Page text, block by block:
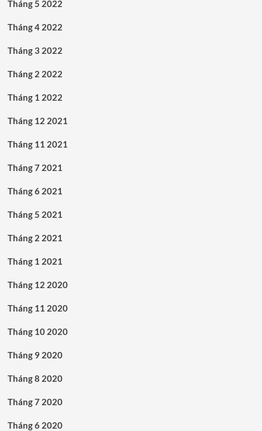
Tháng 5 2022
Tháng 4 2022
Tháng 3 2022
Tháng 2 2022
Tháng 1 2022
Tháng 12 2021
Tháng 11 2021
Tháng 7 2021
Tháng 6 2021
Tháng 5 2021
Tháng 2 2021
Tháng 1 2021
Tháng 12 2020
Tháng 11 2020
Tháng 10 2020
Tháng 9 2020
Tháng 8 2020
Tháng 7 2020
Tháng 6 2020